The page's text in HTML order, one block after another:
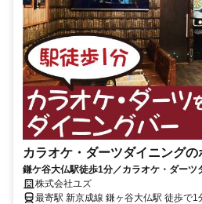
カラオケ・ダーツダイニング
鎌ケ谷大仏駅徒歩1分／カラオケ・ダーツ
／髪型・髪色・服装ネイル自由
株式会社ユズ
最寄駅 新京成線 鎌ヶ谷大仏駅 徒歩で1